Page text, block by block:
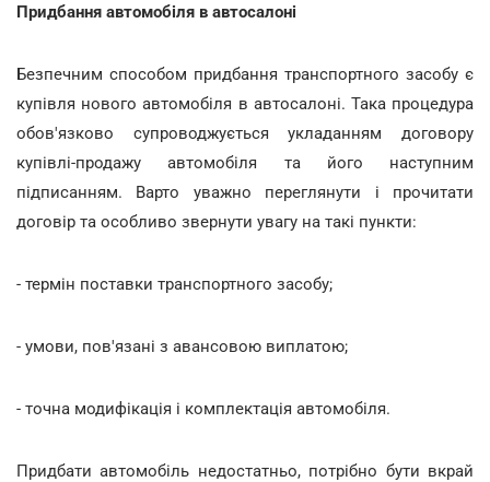
Придбання автомобіля в автосалоні
Безпечним способом придбання транспортного засобу є
купівля нового автомобіля в автосалоні. Така процедура
обов'язково супроводжується укладанням договору
купівлі-продажу автомобіля та його наступним
підписанням. Варто уважно переглянути і прочитати
договір та особливо звернути увагу на такі пункти:
- термін поставки транспортного засобу;
- умови, пов'язані з авансовою виплатою;
- точна модифікація і комплектація автомобіля.
Придбати автомобіль недостатньо, потрібно бути вкрай